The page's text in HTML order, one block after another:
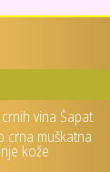
vina Šapat
crna muškatna
kože